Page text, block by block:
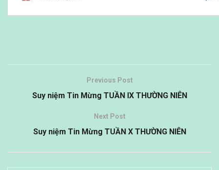
Previous Post
Suy niệm Tin Mừng TUẦN IX THƯỜNG NIÊN
Next Post
Suy niệm Tin Mừng TUẦN X THƯỜNG NIÊN